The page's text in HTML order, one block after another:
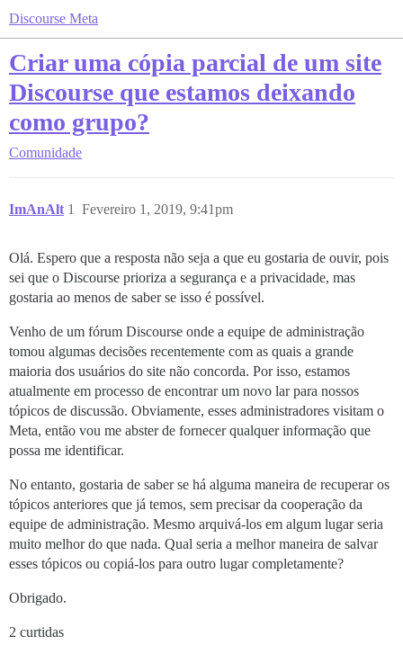
Discourse Meta
Criar uma cópia parcial de um site
Discourse que estamos deixando
como grupo?
Comunidade
ImAnAlt Fevereiro 1, 2019, 9:41pm
1
Olá. Espero que a resposta não seja a que eu gostaria de ouvir, pois
sei que o Discourse prioriza a segurança e a privacidade, mas
gostaria ao menos de saber se isso é possível.
Venho de um fórum Discourse onde a equipe de administração
tomou algumas decisões recentemente com as quais a grande
maioria dos usuários do site não concorda. Por isso, estamos
atualmente em processo de encontrar um novo lar para nossos
tópicos de discussão. Obviamente, esses administradores visitam o
Meta, então vou me abster de fornecer qualquer informação que
possa me identificar.
No entanto, gostaria de saber se há alguma maneira de recuperar os
tópicos anteriores que já temos, sem precisar da cooperação da
equipe de administração. Mesmo arquivá-los em algum lugar seria
muito melhor do que nada. Qual seria a melhor maneira de salvar
esses tópicos ou copiá-los para outro lugar completamente?
Obrigado.
2 curtidas